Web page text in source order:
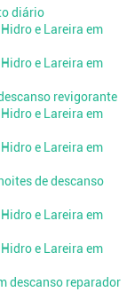
diário
revigorante
de descanso
descanso reparador